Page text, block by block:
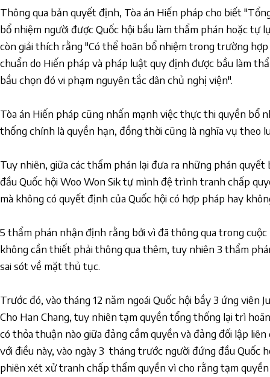
Thông qua bản quyết định, Tòa án Hiến pháp cho biết
bổ nhiệm người được Quốc hội bầu làm thẩm phán hoặc tự
còn giải thích rằng "Có thể hoãn bổ nhiệm trong trường
chuẩn do Hiến pháp và pháp luật quy định được bầu làm
bầu chọn đó vi phạm nguyên tắc dân chủ nghị viện".
Tòa án Hiến pháp cũng nhấn mạnh việc thực thi quyền bổ
thống chính là quyền hạn, đồng thời cũng là nghĩa vụ theo
Tuy nhiên, giữa các thẩm phán lại đưa ra những phán
đầu Quốc hội Woo Won Sik tự mình đệ trình tranh chấp
mà không có quyết định của Quốc hội có hợp pháp hay
5 thẩm phán nhận định rằng bởi vì đã thông qua trong
không cần thiết phải thông qua thêm, tuy nhiên 3 thẩm
sai sót về mặt thủ tục.
Trước đó, vào tháng 12 năm ngoái Quốc hội bầy 3 ứng viên
Cho Han Chang, tuy nhiên tạm quyền tổng thống lại trì
có thỏa thuận nào giữa đảng cầm quyền và đảng đối lập
với điều này, vào ngày 3 tháng trước người đứng đầu Quốc
phiên xét xử tranh chấp thẩm quyền vì cho rằng tạm